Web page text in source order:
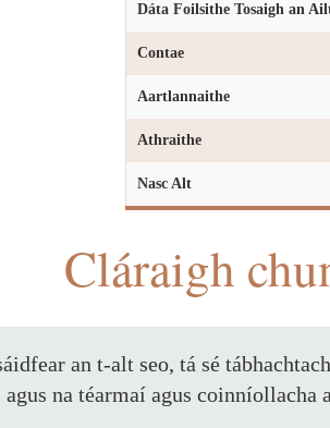
Dáta Foilsithe Tosaigh an
Contae
Aartlannaithe
Athraithe
Nasc Alt
Cláraigh
an t-alt seo, tá sé
na téarmaí agus coinníollacha